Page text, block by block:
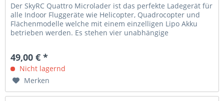
Der SkyRC Quattro Microlader ist das perfekte Ladegerät für
alle Indoor Fluggeräte wie Helicopter, Quadrocopter und
Flächenmodelle welche mit einem einzelligen Lipo Akku
betrieben werden. Es stehen vier unabhängige
49,00 € *
Nicht lagernd
Merken